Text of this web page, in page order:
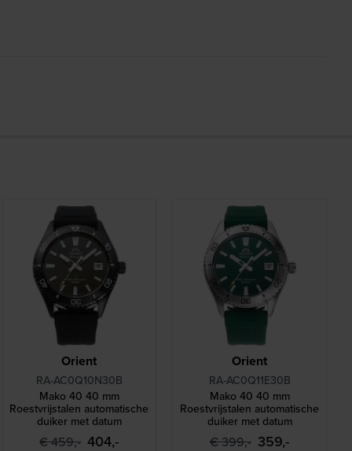
Orient
RA-AC0Q10N30B
Mako 40 40 mm
Roestvrijstalen automatische
duiker met datum
€ 459,- 404,-
Orient
RA-AC0Q11E30B
Mako 40 40 mm
Roestvrijstalen automatische
duiker met datum
€ 399,- 359,-